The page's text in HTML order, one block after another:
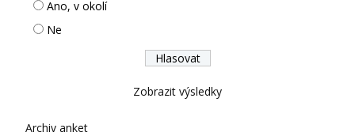
Ano, v okolí
Ne
Zobrazit výsledky
Archiv anket